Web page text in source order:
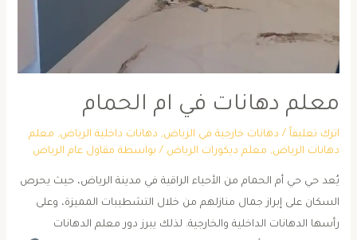
معلم دهانات في ام الحمام
اترك تعليقاً / دهانات خارجية في الرياض, دهانات داخلية الرياض, معلم
دهانات الرياض, معلم ديكورات الرياض / بواسطة مقاول عام الرياض
يُعد حي حي أم الحمام من الأحياء الراقية في مدينة الرياض، حيث يحرص
السكان على إبراز جمال منازلهم من خلال التشطيبات المميزة، وعلى
رأسها الدهانات الداخلية والخارجية. لذلك يبرز دور معلم الدهانات